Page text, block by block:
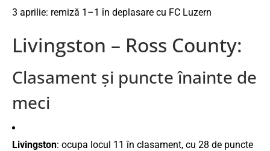
3 aprilie: remiză 1–1în deplasare cu FC Luzern
Livingston – Ross County:
Clasament și puncteînainte de
meci
Livingston: ocupa locul 11în clasament, cu 28 de puncte